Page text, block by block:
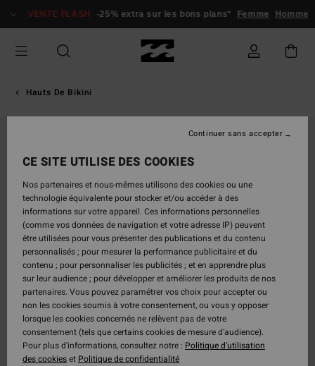
VENTE FLASH -25% extra sur les bons plans* Femme Homme
Hauts De Bikini
CE SITE UTILISE DES COOKIES
Nos partenaires et nous-mêmes utilisons des cookies ou une
technologie équivalente pour stocker et/ou accéder à des
informations sur votre appareil. Ces informations personnelles
(comme vos données de navigation et votre adresse IP) peuvent
être utilisées pour vous présenter des publications et du contenu
personnalisés ; pour mesurer la performance publicitaire et du
contenu ; pour personnaliser les publicités ; et en apprendre plus
sur leur audience ; pour développer et améliorer les produits de nos
partenaires. Vous pouvez paramétrer vos choix pour accepter ou
non les cookies soumis à votre consentement, ou vous y opposer
lorsque les cookies concernés ne relèvent pas de votre
consentement (tels que certains cookies de mesure d’audience).
Pour plus d'informations, consultez notre : Politique d'utilisation
des cookieset Politique de confidentialité
Continuer sans accepter